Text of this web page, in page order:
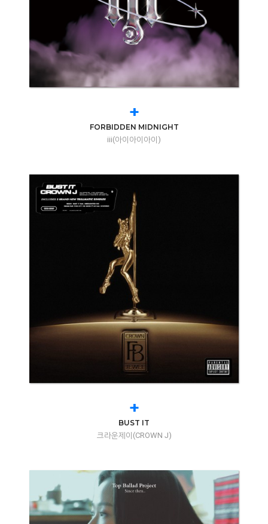
+
FORBIDDEN MIDNIGHT
iii(아이아이아이)
+
BUST IT
크라운제이(CROWN J)